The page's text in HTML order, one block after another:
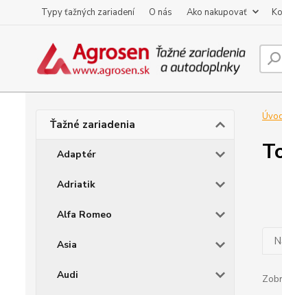
Typy ťažných zariadení O nás Ako nakupovať
Ťažné zariadenia
Adaptér
Adriatik
Alfa Romeo
Asia
Audi